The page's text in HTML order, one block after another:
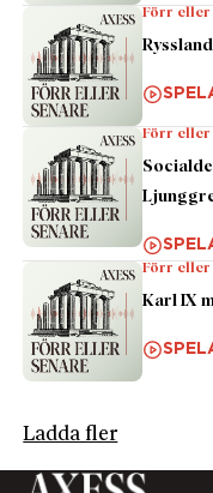
Förr eller
Förr eller
Förr eller
Karl IX
Ladda fler